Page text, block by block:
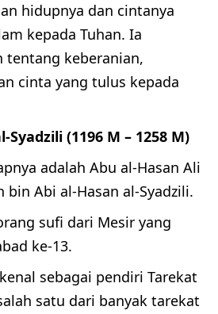
hidupnya dan cintanya
kepada Tuhan. Ia
tentang keberanian,
cinta yang tulus kepada
Syadzili (1196 M – 1258 M)
adalah Abu al-Hasan Ali
bin Abi al-Hasan al-Syadzili.
sufi dari Mesir yang
ke-13.
sebagai pendiri Tarekat
satu dari banyak tarekat